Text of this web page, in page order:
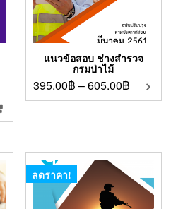
แนวข้อสอบ ช่างสำรวจ
กรมป่าไม้
395.00฿ –605.00฿
ลดราคา!